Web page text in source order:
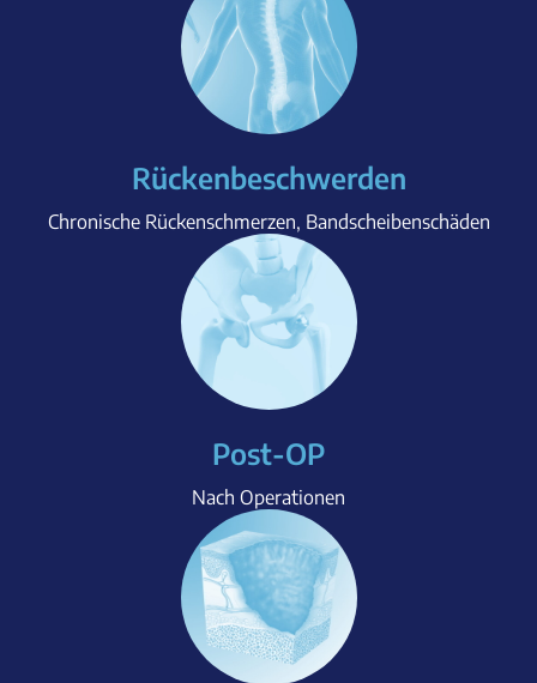
Rückenbeschwerden
Chronische Rückenschmerzen, Bandscheibenschäden
Post-OP
Nach Operationen